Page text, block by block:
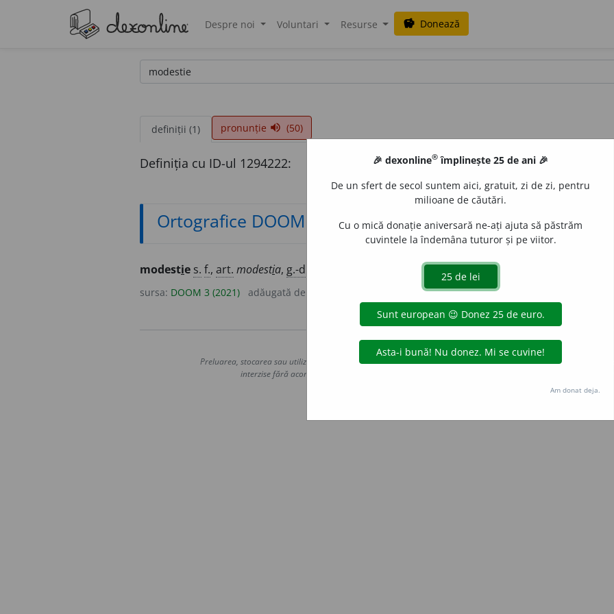
Despre noi Voluntari Resurse savings Donează
definiții (1) pronunție volume_up (50)
Definiția cu ID-ul 1294222:
Ortografice DOOM
modestie s. f., art. modestia, g.-d. ei
sursa: DOOM 3 (2021) adăugată de
Copyright © 2004-2026 dexonline (https://dexonline.ro)
Preluarea, stocarea sau utilizarea datelor de pe acest site, inclusiv prin orice metode de extragere automată
interzise fără acordul nostru prealabil scris, cu excepția seturilor de date oferite oficial spre utilizare
Hosterion
🎉 dexonline® împlinește 25 de ani 🎉
De un sfert de secol suntem aici, gratuit, zi de zi, pentru
milioane de căutări.
Cu o mică donație aniversară ne-ați ajuta să păstrăm
cuvintele la îndemâna tuturor și pe viitor.
Am donat deja.